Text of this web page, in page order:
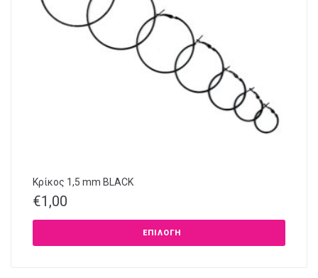
Κρίκος 1,5 mm BLACK
€1,00
ΕΠΙΛΟΓΉ